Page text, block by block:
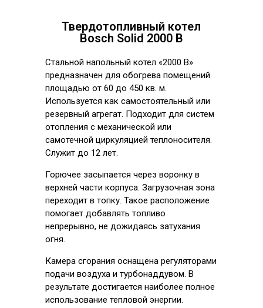
Твердотопливный котел
Bosch Solid 2000 B
Стальной напольный котел «2000 B»
предназначен для обогрева помещений
площадью от 60 до 450 кв. м.
Используется как самостоятельный или
резервный агрегат. Подходит для систем
отопления с механической или
самотечной циркуляцией теплоносителя.
Служит до 12 лет.
Горючее засыпается через воронку в
верхней части корпуса. Загрузочная зона
переходит в топку. Такое расположение
помогает добавлять топливо
непрерывно, не дожидаясь затухания
огня.
Камера сгорания оснащена регуляторами
подачи воздуха и турбонаддувом. В
результате достигается наиболее полное
использование тепловой энергии.